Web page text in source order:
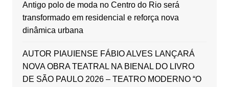
Antigo polo de moda no Centro do Rio será
transformado em residencial e reforça nova
dinâmica urbana
AUTOR PIAUIENSE FÁBIO ALVES LANÇARÁ
NOVA OBRA TEATRAL NA BIENAL DO LIVRO
DE SÃO PAULO 2026 – TEATRO MODERNO “O